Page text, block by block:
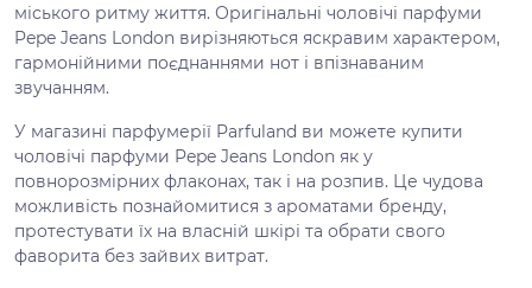
міського ритму життя. Оригінальні чоловічі парфуми
Pepe Jeans London вирізняються яскравим характером,
гармонійними поєднаннями нот і впізнаваним
звучанням.
У магазині парфумерії Parfuland ви можете купити
чоловічі парфуми Pepe Jeans London як у
повнорозмірних флаконах, так і на розпив. Це чудова
можливість познайомитися з ароматами бренду,
протестувати їх на власній шкірі та обрати свого
фаворита без зайвих витрат.